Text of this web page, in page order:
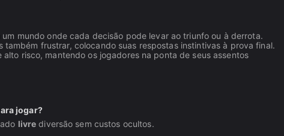
mundo onde cada decisão pode levar ao triunfo ou à derrota.
frustrar, colocando suas respostas instintivas à prova final.
risco, mantendo os jogadores na ponta de seus assentos
jogar?
livre diversão sem custos ocultos.